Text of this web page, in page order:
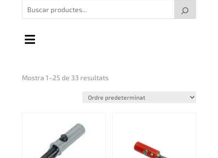
Mostra 1–25 de 33 resultats